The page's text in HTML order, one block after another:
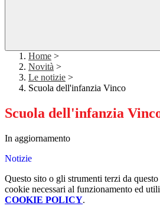
Home >
Novità >
Le notizie >
Scuola dell'infanzia Vinco
Scuola dell'infanzia
In aggiornamento
Notizie
Questo sito o gli strumenti terzi da
cookie necessari al funzionamento ed
COOKIE POLICY.